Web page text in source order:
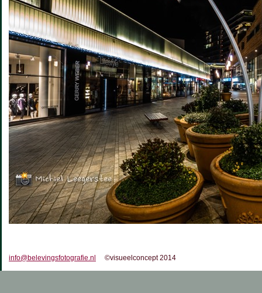
info@belevingsfotografie.nl ©visueelconcept 2014